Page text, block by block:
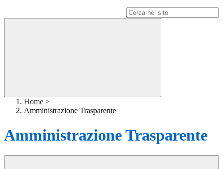
Home >
Amministrazione Trasparente
Amministrazione Trasparente